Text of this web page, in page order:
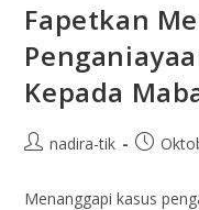
Fapetkan
Kepada
nadira-tik
Menanggapi kasus